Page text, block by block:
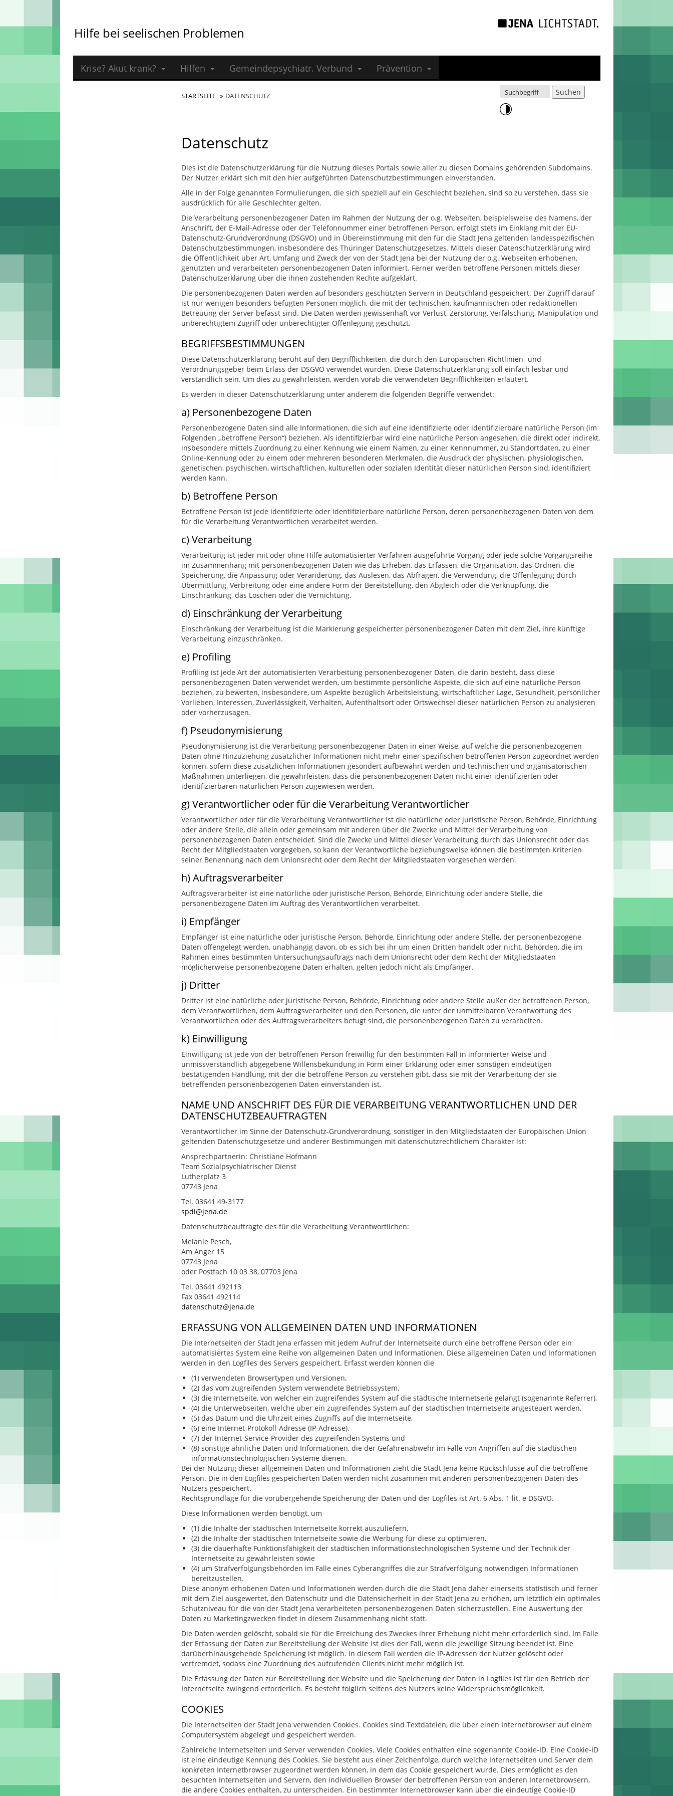
Hilfe bei seelischen Problemen
Krise? Akut krank? Hilfen Gemeindepsychiatr. Verbund Prävention
STARTSEITE DATENSCHUTZ
Datenschutz
Dies ist die Datenschutzerklärung für die Nutzung dieses Portals sowie aller zu diesen Domains gehörenden Subdomains.
Der Nutzer erklärt sich mit den hier aufgeführten Datenschutzbestimmungen einverstanden.
Alle in der Folge genannten Formulierungen, die sich speziell auf ein Geschlecht beziehen, sind so zu verstehen, dass sie
ausdrücklich für alle Geschlechter gelten.
Die Verarbeitung personenbezogener Daten im Rahmen der Nutzung der o.g. Webseiten, beispielsweise des Namens, der
Anschrift, der E-Mail-Adresse oder der Telefonnummer einer betroffenen Person, erfolgt stets im Einklang mit der EU-
Datenschutz-Grundverordnung (DSGVO) und in Übereinstimmung mit den für die Stadt Jena geltenden landesspezifischen
Datenschutzbestimmungen, insbesondere des Thüringer Datenschutzgesetzes. Mittels dieser Datenschutzerklärung wird
die Öffentlichkeit über Art, Umfang und Zweck der von der Stadt Jena bei der Nutzung der o.g. Webseiten erhobenen,
genutzten und verarbeiteten personenbezogenen Daten informiert. Ferner werden betroffene Personen mittels dieser
Datenschutzerklärung über die ihnen zustehenden Rechte aufgeklärt.
Die personenbezogenen Daten werden auf besonders geschützten Servern in Deutschland gespeichert. Der Zugriff darauf
ist nur wenigen besonders befugten Personen möglich, die mit der technischen, kaufmännischen oder redaktionellen
Betreuung der Server befasst sind. Die Daten werden gewissenhaft vor Verlust, Zerstörung, Verfälschung, Manipulation und
unberechtigtem Zugriff oder unberechtigter Offenlegung geschützt.
BEGRIFFSBESTIMMUNGEN
Diese Datenschutzerklärung beruht auf den Begrifflichkeiten, die durch den Europäischen Richtlinien- und
Verordnungsgeber beim Erlass der DSGVO verwendet wurden. Diese Datenschutzerklärung soll einfach lesbar und
verständlich sein. Um dies zu gewährleisten, werden vorab die verwendeten Begrifflichkeiten erläutert.
Es werden in dieser Datenschutzerklärung unter anderem die folgenden Begriffe verwendet:
a) Personenbezogene Daten
Personenbezogene Daten sind alle Informationen, die sich auf eine identifizierte oder identifizierbare natürliche Person (im
Folgenden „betroffene Person“) beziehen. Als identifizierbar wird eine natürliche Person angesehen, die direkt oder indirekt,
insbesondere mittels Zuordnung zu einer Kennung wie einem Namen, zu einer Kennnummer, zu Standortdaten, zu einer
Online-Kennung oder zu einem oder mehreren besonderen Merkmalen, die Ausdruck der physischen, physiologischen,
genetischen, psychischen, wirtschaftlichen, kulturellen oder sozialen Identität dieser natürlichen Person sind, identifiziert
werden kann.
b) Betroffene Person
Betroffene Person ist jede identifizierte oder identifizierbare natürliche Person, deren personenbezogenen Daten von dem
für die Verarbeitung Verantwortlichen verarbeitet werden.
c) Verarbeitung
Verarbeitung ist jeder mit oder ohne Hilfe automatisierter Verfahren ausgeführte Vorgang oder jede solche Vorgangsreihe
im Zusammenhang mit personenbezogenen Daten wie das Erheben, das Erfassen, die Organisation, das Ordnen, die
Speicherung, die Anpassung oder Veränderung, das Auslesen, das Abfragen, die Verwendung, die Offenlegung durch
Übermittlung, Verbreitung oder eine andere Form der Bereitstellung, den Abgleich oder die Verknüpfung, die
Einschränkung, das Löschen oder die Vernichtung.
d) Einschränkung der Verarbeitung
Einschränkung der Verarbeitung ist die Markierung gespeicherter personenbezogener Daten mit dem Ziel, ihre künftige
Verarbeitung einzuschränken.
e) Profiling
Profiling ist jede Art der automatisierten Verarbeitung personenbezogener Daten, die darin besteht, dass diese
personenbezogenen Daten verwendet werden, um bestimmte persönliche Aspekte, die sich auf eine natürliche Person
beziehen, zu bewerten, insbesondere, um Aspekte bezüglich Arbeitsleistung, wirtschaftlicher Lage, Gesundheit, persönlicher
Vorlieben, Interessen, Zuverlässigkeit, Verhalten, Aufenthaltsort oder Ortswechsel dieser natürlichen Person zu analysieren
oder vorherzusagen.
f) Pseudonymisierung
Pseudonymisierung ist die Verarbeitung personenbezogener Daten in einer Weise, auf welche die personenbezogenen
Daten ohne Hinzuziehung zusätzlicher Informationen nicht mehr einer spezifischen betroffenen Person zugeordnet werden
können, sofern diese zusätzlichen Informationen gesondert aufbewahrt werden und technischen und organisatorischen
Maßnahmen unterliegen, die gewährleisten, dass die personenbezogenen Daten nicht einer identifizierten oder
identifizierbaren natürlichen Person zugewiesen werden.
g) Verantwortlicher oder für die Verarbeitung Verantwortlicher
Verantwortlicher oder für die Verarbeitung Verantwortlicher ist die natürliche oder juristische Person, Behörde, Einrichtung
oder andere Stelle, die allein oder gemeinsam mit anderen über die Zwecke und Mittel der Verarbeitung von
personenbezogenen Daten entscheidet. Sind die Zwecke und Mittel dieser Verarbeitung durch das Unionsrecht oder das
Recht der Mitgliedstaaten vorgegeben, so kann der Verantwortliche beziehungsweise können die bestimmten Kriterien
seiner Benennung nach dem Unionsrecht oder dem Recht der Mitgliedstaaten vorgesehen werden.
h) Auftragsverarbeiter
Auftragsverarbeiter ist eine natürliche oder juristische Person, Behörde, Einrichtung oder andere Stelle, die
personenbezogene Daten im Auftrag des Verantwortlichen verarbeitet.
i) Empfänger
Empfänger ist eine natürliche oder juristische Person, Behörde, Einrichtung oder andere Stelle, der personenbezogene
Daten offengelegt werden, unabhängig davon, ob es sich bei ihr um einen Dritten handelt oder nicht. Behörden, die im
Rahmen eines bestimmten Untersuchungsauftrags nach dem Unionsrecht oder dem Recht der Mitgliedstaaten
möglicherweise personenbezogene Daten erhalten, gelten jedoch nicht als Empfänger.
j) Dritter
Dritter ist eine natürliche oder juristische Person, Behörde, Einrichtung oder andere Stelle außer der betroffenen Person,
dem Verantwortlichen, dem Auftragsverarbeiter und den Personen, die unter der unmittelbaren Verantwortung des
Verantwortlichen oder des Auftragsverarbeiters befugt sind, die personenbezogenen Daten zu verarbeiten.
k) Einwilligung
Einwilligung ist jede von der betroffenen Person freiwillig für den bestimmten Fall in informierter Weise und
unmissverständlich abgegebene Willensbekundung in Form einer Erklärung oder einer sonstigen eindeutigen
bestätigenden Handlung, mit der die betroffene Person zu verstehen gibt, dass sie mit der Verarbeitung der sie
betreffenden personenbezogenen Daten einverstanden ist.
NAME UND ANSCHRIFT DES FÜR DIE VERARBEITUNG VERANTWORTLICHEN UND DER
DATENSCHUTZBEAUFTRAGTEN
Verantwortlicher im Sinne der Datenschutz-Grundverordnung, sonstiger in den Mitgliedstaaten der Europäischen Union
geltenden Datenschutzgesetze und anderer Bestimmungen mit datenschutzrechtlichem Charakter ist:
Ansprechpartnerin: Christiane Hofmann
Team Sozialpsychiatrischer Dienst
Lutherplatz 3
07743 Jena
Tel. 03641 49-3177
spdi@jena.de
Datenschutzbeauftragte des für die Verarbeitung Verantwortlichen:
Melanie Pesch,
Am Anger 15
07743 Jena
oder Postfach 10 03 38, 07703 Jena
Tel. 03641 492113
Fax 03641 492114
datenschutz@jena.de
ERFASSUNG VON ALLGEMEINEN DATEN UND INFORMATIONEN
Die Internetseiten der Stadt Jena erfassen mit jedem Aufruf der Internetseite durch eine betroffene Person oder ein
automatisiertes System eine Reihe von allgemeinen Daten und Informationen. Diese allgemeinen Daten und Informationen
werden in den Logfiles des Servers gespeichert. Erfasst werden können die
(1) verwendeten Browsertypen und Versionen,
(2) das vom zugreifenden System verwendete Betriebssystem,
(3) die Internetseite, von welcher ein zugreifendes System auf die städtische Internetseite gelangt (sogenannte Referrer),
(4) die Unterwebseiten, welche über ein zugreifendes System auf der städtischen Internetseite angesteuert werden,
(5) das Datum und die Uhrzeit eines Zugriffs auf die Internetseite,
(6) eine Internet-Protokoll-Adresse (IP-Adresse),
(7) der Internet-Service-Provider des zugreifenden Systems und
(8) sonstige ähnliche Daten und Informationen, die der Gefahrenabwehr im Falle von Angriffen auf die städtischen
informationstechnologischen Systeme dienen.
Bei der Nutzung dieser allgemeinen Daten und Informationen zieht die Stadt Jena keine Rückschlüsse auf die betroffene
Person. Die in den Logfiles gespeicherten Daten werden nicht zusammen mit anderen personenbezogenen Daten des
Nutzers gespeichert.
Rechtsgrundlage für die vorübergehende Speicherung der Daten und der Logfiles ist Art. 6 Abs. 1 lit. e DSGVO.
Diese Informationen werden benötigt, um
(1) die Inhalte der städtischen Internetseite korrekt auszuliefern,
(2) die Inhalte der städtischen Internetseite sowie die Werbung für diese zu optimieren,
(3) die dauerhafte Funktionsfähigkeit der städtischen informationstechnologischen Systeme und der Technik der
Internetseite zu gewährleisten sowie
(4) um Strafverfolgungsbehörden im Falle eines Cyberangriffes die zur Strafverfolgung notwendigen Informationen
bereitzustellen.
Diese anonym erhobenen Daten und Informationen werden durch die die Stadt Jena daher einerseits statistisch und ferner
mit dem Ziel ausgewertet, den Datenschutz und die Datensicherheit in der Stadt Jena zu erhöhen, um letztlich ein optimales
Schutzniveau für die von der Stadt Jena verarbeiteten personenbezogenen Daten sicherzustellen. Eine Auswertung der
Daten zu Marketingzwecken findet in diesem Zusammenhang nicht statt.
Die Daten werden gelöscht, sobald sie für die Erreichung des Zweckes ihrer Erhebung nicht mehr erforderlich sind. Im Falle
der Erfassung der Daten zur Bereitstellung der Website ist dies der Fall, wenn die jeweilige Sitzung beendet ist. Eine
darüberhinausgehende Speicherung ist möglich. In diesem Fall werden die IP-Adressen der Nutzer gelöscht oder
verfremdet, sodass eine Zuordnung des aufrufenden Clients nicht mehr möglich ist.
Die Erfassung der Daten zur Bereitstellung der Website und die Speicherung der Daten in Logfiles ist für den Betrieb der
Internetseite zwingend erforderlich. Es besteht folglich seitens des Nutzers keine Widerspruchsmöglichkeit.
COOKIES
Die Internetseiten der Stadt Jena verwenden Cookies. Cookies sind Textdateien, die über einen Internetbrowser auf einem
Computersystem abgelegt und gespeichert werden.
Zahlreiche Internetseiten und Server verwenden Cookies. Viele Cookies enthalten eine sogenannte Cookie-ID. Eine Cookie-ID
ist eine eindeutige Kennung des Cookies. Sie besteht aus einer Zeichenfolge, durch welche Internetseiten und Server dem
konkreten Internetbrowser zugeordnet werden können, in dem das Cookie gespeichert wurde. Dies ermöglicht es den
besuchten Internetseiten und Servern, den individuellen Browser der betroffenen Person von anderen Internetbrowsern,
die andere Cookies enthalten, zu unterscheiden. Ein bestimmter Internetbrowser kann über die eindeutige Cookie-ID